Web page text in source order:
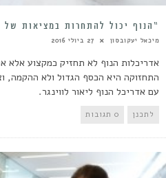
“הנוף יכול להתחרות במציאות של
מיכאל יעקובסון 27 ביולי 2016
אדריכלות הנוף לא תחזיק כמקצוע אלא
התחזוקה היא הכסף הגדול ולא ההקמה,
עם אדריכל הנוף ליאור לווינגר.
לתכנן 0 תגובות